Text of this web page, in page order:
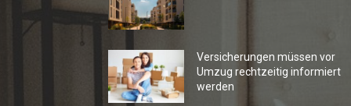
Versicherungen müssen vor
Umzug rechtzeitig informiert
werden